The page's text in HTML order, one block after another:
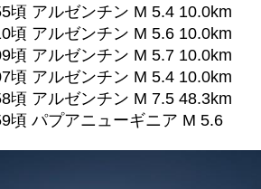
頃 アルゼンチン M 5.4 10.0km
頃 アルゼンチン M 5.6 10.0km
頃 アルゼンチン M 5.7 10.0km
頃 アルゼンチン M 5.4 10.0km
頃 アルゼンチン M 7.5 48.3km
頃 パプアニューギニア M 5.6